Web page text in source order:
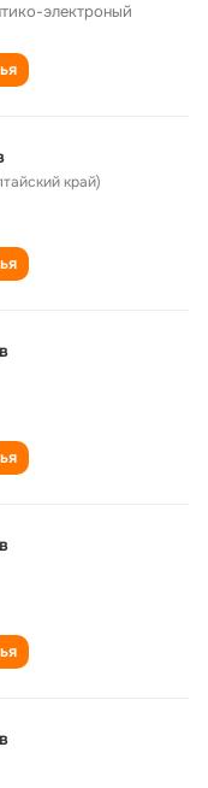
электроный
край)